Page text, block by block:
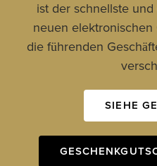
ist der schnellste
neuen
die führenden
SIEHE